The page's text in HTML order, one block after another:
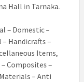
Hall in Tarnaka.
– Domestic –
– Handicrafts –
Items,
Composites –
– Anti